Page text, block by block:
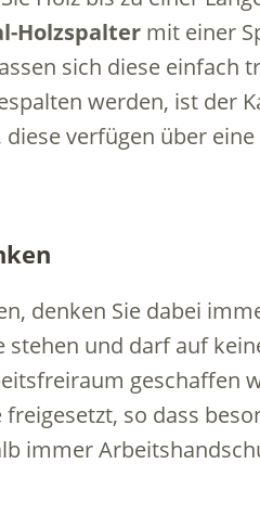
Holzspalter mit einer
sich diese einfach
werden, ist der
verfügen über
denken Sie dabei
und darf auf
geschaffen
so dass
immer